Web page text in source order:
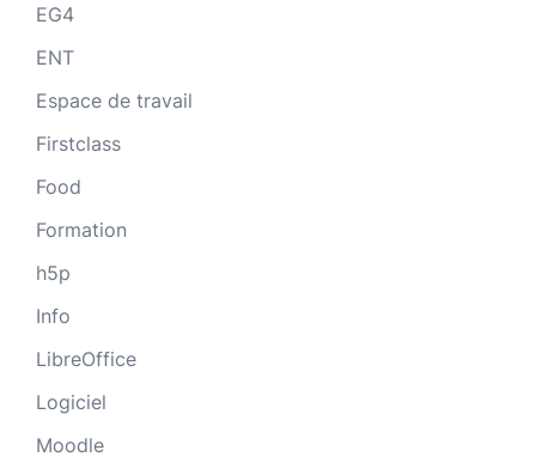
EG4
ENT
Espace de travail
Firstclass
Food
Formation
h5p
Info
LibreOffice
Logiciel
Moodle